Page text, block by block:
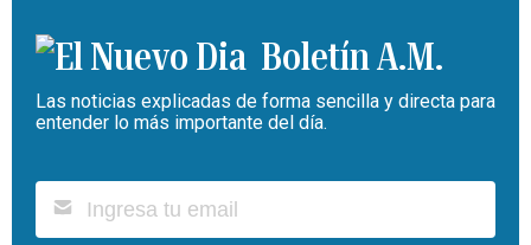
Boletín A.M.
Las noticias explicadas de forma sencilla y directa para
entender lo más importante del día.